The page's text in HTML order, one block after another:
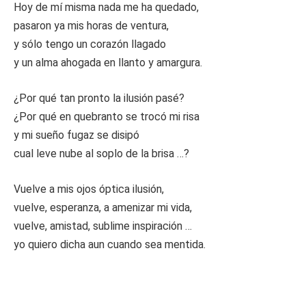
Hoy de mí misma nada me ha quedado,
pasaron ya mis horas de ventura,
y sólo tengo un corazón llagado
y un alma ahogada en llanto y amargura.
¿Por qué tan pronto la ilusión pasé?
¿Por qué en quebranto se trocó mi risa
y mi sueño fugaz se disipó
cual leve nube al soplo de la brisa …?
Vuelve a mis ojos óptica ilusión,
vuelve, esperanza, a amenizar mi vida,
vuelve, amistad, sublime inspiración …
yo quiero dicha aun cuando sea mentida.